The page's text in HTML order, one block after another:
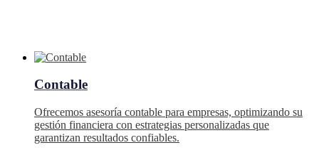
Contable
Ofrecemos asesoría contable para empresas, optimizando su
gestión financiera con estrategias personalizadas que
garantizan resultados confiables.